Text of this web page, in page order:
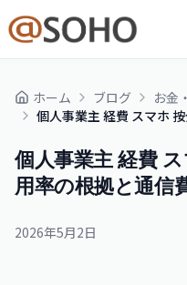
ホーム ブログ
お金
個人事業主 経費
用率の根拠と通信
2026年5月2日